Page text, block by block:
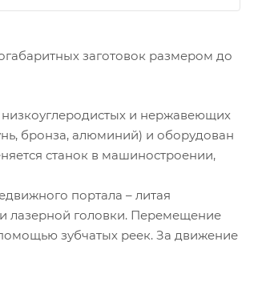
заготовок размером до
и нержавеющих
бронза, алюминий) и оборудован
станок в машиностроении,
портала – литая
лазерной головки. Перемещение
зубчатых реек. За движение